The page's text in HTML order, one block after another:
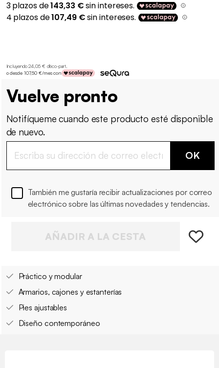
Incluyendo 24,05 € d'éco-part.
o desde 107,50 €/mes con
Vuelve pronto
Notifíqueme cuando este producto esté disponible
de nuevo.
OK
También me gustaría recibir actualizaciones por correo
electrónico sobre las últimas novedades y tendencias.
AÑADIR A LA CESTA
Práctico y modular
Armarios, cajones y estanterías
Pies ajustables
Diseño contemporáneo